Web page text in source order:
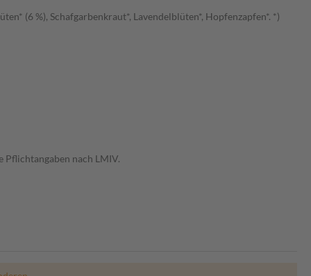
(6 %), Schafgarbenkraut*, Lavendelblüten*, Hopfenzapfen*. *)
nach LMIV.